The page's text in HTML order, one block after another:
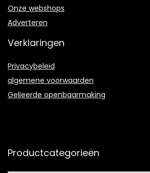
Onze webshops
Adverteren
Verklaringen
Privacybeleid
algemene voorwaarden
Gelieerde openbaarmaking
Productcategorieën